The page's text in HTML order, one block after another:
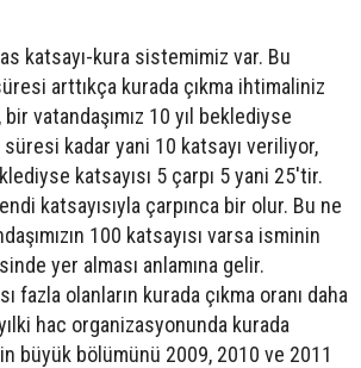
katsayı-kura sistemimiz var. Bu
arttıkça kurada çıkma ihtimaliniz
vatandaşımız 10 yıl beklediyse
kadar yani 10 katsayı veriliyor,
katsayısı 5 çarpı 5 yani 25'tir.
katsayısıyla çarpınca bir olur. Bu ne
100 katsayısı varsa isminin
yer alması anlamına gelir.
fazla olanların kurada çıkma oranı daha
hac organizasyonunda kurada
büyük bölümünü 2009, 2010 ve 2011